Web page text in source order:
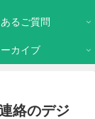
るご質問
カイブ
絡のデジ